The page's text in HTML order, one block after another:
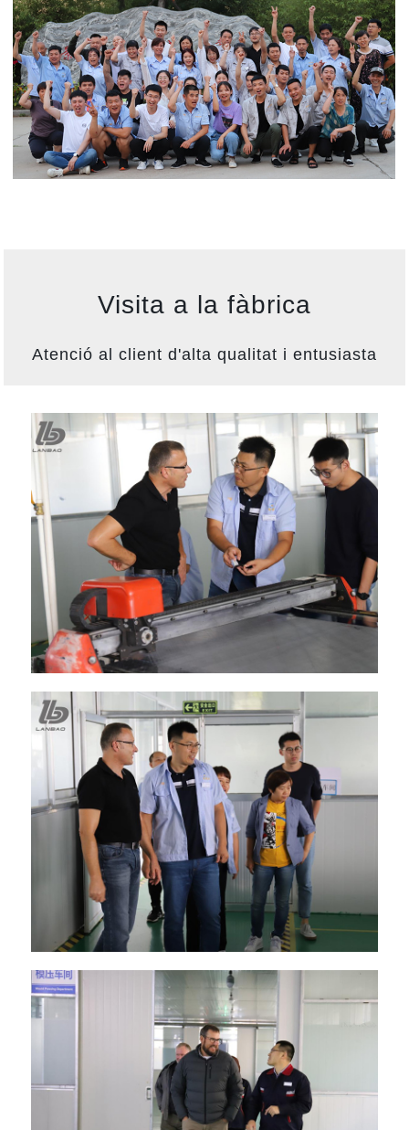
Visita a la fàbrica
Atenció al client d'alta qualitat i entusiasta